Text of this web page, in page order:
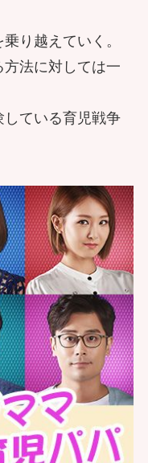
り越えていく。
法に対しては一
ている育児戦争